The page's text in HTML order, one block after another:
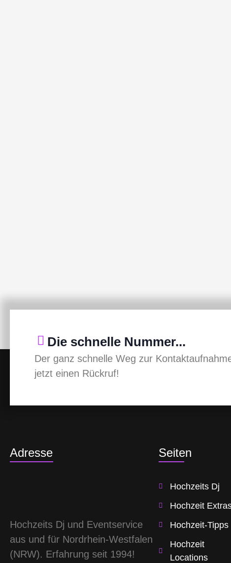
Die schnelle Nummer...
Der ganz schnelle Weg zur
jetzt einen Rückruf!
Adresse
Hochzeits Dj und Eventservice
aus und für Nordrhein-Westfalen
(NRW). Erfahrung seit 1994!
Seiten
Hochzeits Dj
Hochzeit
Hochzeit-Tipps
Hochzeit
Locations